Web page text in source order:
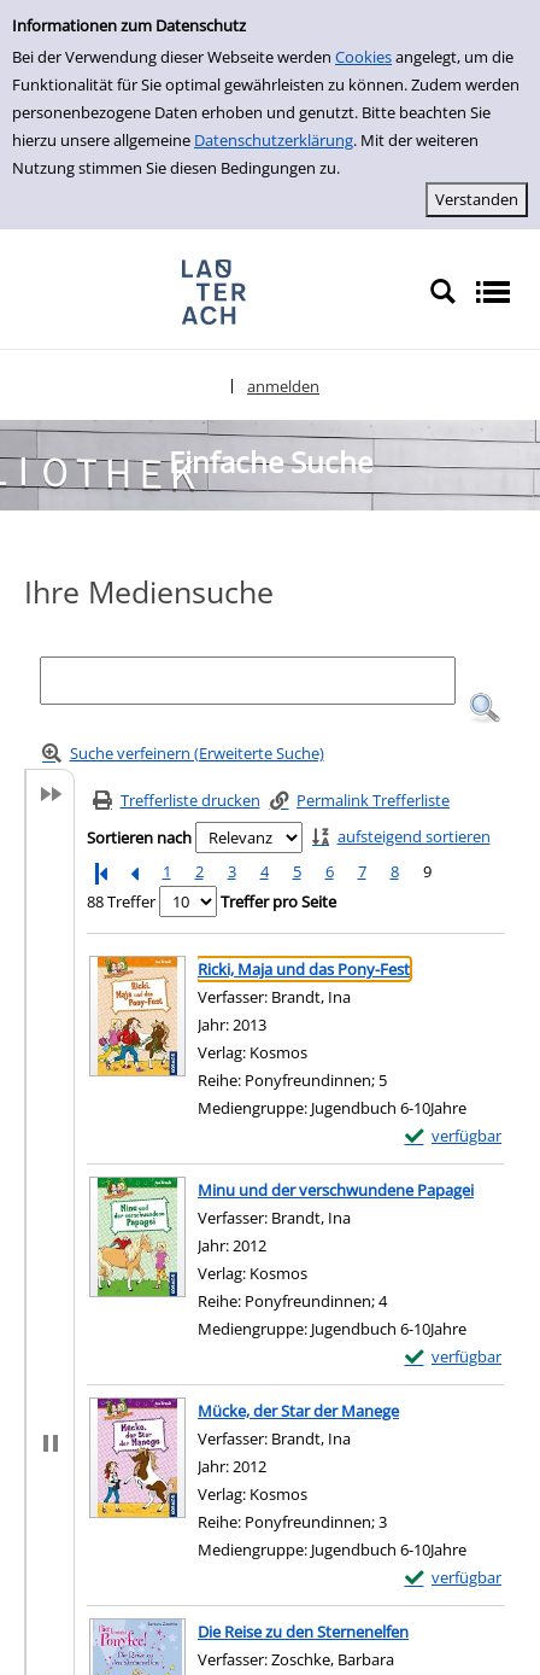
Einfache Suche
Informationen zum Datenschutz
Bei der Verwendung dieser Webseite werden Cookiesangelegt, um die
Funktionalität für Sie optimal gewährleisten zu können. Zudem werden
personenbezogene Daten erhoben und genutzt. Bitte beachten Sie
hierzu unsere allgemeine Datenschutzerklärung. Mit der weiteren
Nutzung stimmen Sie diesen Bedingungen zu.
zur Navigation springen
zum Inhalt springen
Zu den Suchfiltern springen
Zur Trefferliste springen
anmelden
Einfache Suche
Ihre Mediensuche
Suche verfeinern (Erweiterte Suche)
Trefferliste drucken
Permalink Trefferliste
Sortieren nach
aufsteigend sortieren
1
2 3 4 5 6 7 8
9
88 Treffer
Treffer pro Seite
Suchergebnis
Zu den Suchfiltern springen
Ricki, Maja und das Pony-Fest
Verfasser: Brandt, Ina
Jahr:2013
Verlag: Kosmos
Reihe: Ponyfreundinnen; 5
Mediengruppe: Jugendbuch 6-10Jahre
verfügbar
Exemplar-Details
Minu und der verschwundene Papagei
Verfasser: Brandt, Ina
Jahr:2012
Verlag: Kosmos
Reihe: Ponyfreundinnen; 4
Mediengruppe: Jugendbuch 6-10Jahre
verfügbar
Exemplar-
Mücke, der Star der Manege
Verfasser: Brandt, Ina
Jahr:2012
Verlag: Kosmos
Reihe: Ponyfreundinnen; 3
Mediengruppe: Jugendbuch 6-10Jahre
verfügbar
Exemplar-Details
Die Reise zu den Sternenelfen
Verfasser:Zoschke, Barbara